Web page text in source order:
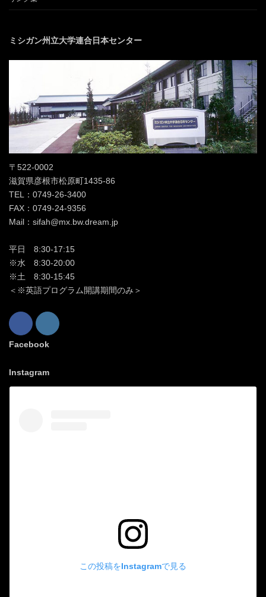
ミシガン州立大学連合日本センター
〒522-0002
滋賀県彦根市松原町1435-86
TEL：0749-26-3400
FAX：0749-24-9356
Mail：sifah@mx.bw.dream.jp
平日 8:30-17:15
※水 8:30-20:00
※土 8:30-15:45
＜※英語プログラム開講期間のみ＞
Facebook
Instagram
この投稿をInstagramで見る